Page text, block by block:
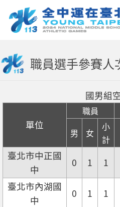
職員選手參賽人
國男組
單位
職員
男
女
小
計
臺北市中正國
中
0 1 1
臺北市內湖國
中
0 1 1